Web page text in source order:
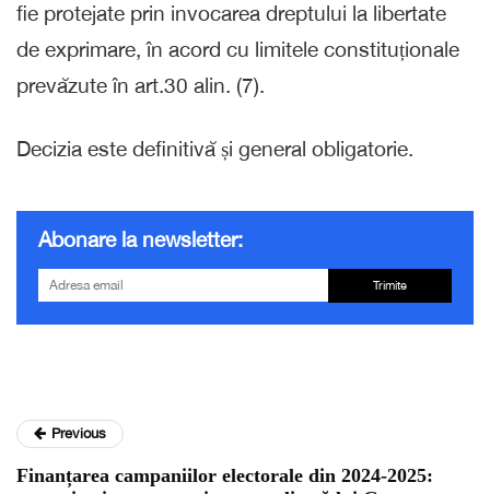
fie protejate prin invocarea dreptului la libertate
de exprimare, în acord cu limitele constituționale
prevăzute în art.30 alin. (7).
Decizia este definitivă și general obligatorie.
Abonare la newsletter:
Trimite
Previous
Finanțarea campaniilor electorale din 2024-2025: